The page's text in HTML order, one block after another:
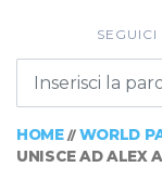
SEGUICI
HOME// WORLD
UNISCE AD ALEX